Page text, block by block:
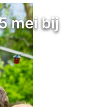
mei bij